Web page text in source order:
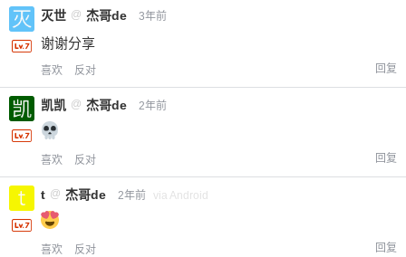
灭世 @ 杰哥de 3年前
谢谢分享
喜欢 反对 回复
凯凯 @ 杰哥de 2年前
喜欢 反对 回复
t @ 杰哥de 2年前 via Android
喜欢 反对 回复